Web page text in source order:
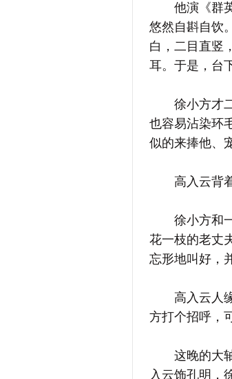
他演《群英
悠然自斟自饮
白，二目直竖
耳。于是，台
徐小方才二
也容易沾染环
似的来捧他、
高入云背着
徐小方和一
花一枝的老丈
忘形地叫好，
高入云人缘
方打个招呼，
这晚的大轴
入云饰孔明，